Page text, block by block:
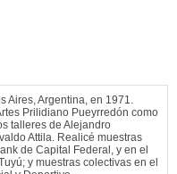
Aires, Argentina, en 1971.
Prilidiano Pueyrredón como
talleres de Alejandro
Attila. Realicé muestras
de Capital Federal, y en el
y muestras colectivas en el